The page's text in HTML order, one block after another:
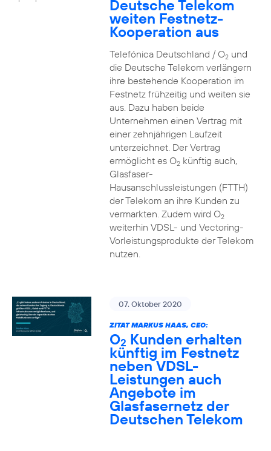
Deutsche Telekom
weiten Festnetz-
Kooperation aus
Telefónica Deutschland / O2und
die Deutsche Telekom verlängern
ihre bestehende Kooperation im
Festnetz frühzeitig und weiten sie
aus. Dazu haben beide
Unternehmen einen Vertrag mit
einer zehnjährigen Laufzeit
unterzeichnet. Der Vertrag
ermöglicht es O2künftig auch,
Glasfaser-
Hausanschlussleistungen (FTTH)
der Telekom an ihre Kunden zu
vermarkten. Zudem wird O2
weiterhin VDSL- und Vectoring-
Vorleistungsprodukte der Telekom
nutzen.
07. Oktober 2020
ZITAT MARKUS HAAS, CEO:
O2 Kunden erhalten
künftig im Festnetz
neben VDSL-
Leistungen auch
Angebote im
Glasfasernetz der
Deutschen Telekom